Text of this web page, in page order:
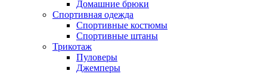
Домашние брюки
Спортивная одежда
Спортивные костюмы
Спортивные штаны
Трикотаж
Пуловеры
Джемперы